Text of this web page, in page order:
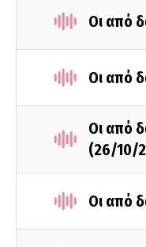
Οι από
Οι από
Οι από
(26/10/
Οι από